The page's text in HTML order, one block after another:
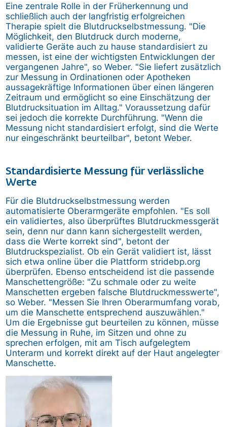
Eine zentrale Rolle in der Früherkennung und
schließlich auch der langfristig erfolgreichen
Therapie spielt die Blutdruckselbstmessung. "Die
Möglichkeit, den Blutdruck durch moderne,
validierte Geräte auch zu hause standardisiert zu
messen, ist eine der wichtigsten Entwicklungen der
vergangenen Jahre", so Weber. "Sie liefert zusätzlich
zur Messung in Ordinationen oder Apotheken
aussagekräftige Informationen über einen längeren
Zeitraum und ermöglicht so eine Einschätzung der
Blutdrucksituation im Alltag." Voraussetzung dafür
sei jedoch die korrekte Durchführung. "Wenn die
Messung nicht standardisiert erfolgt, sind die Werte
nur eingeschränkt beurteilbar", betont Weber.
Standardisierte Messung für verlässliche
Werte
Für die Blutdruckselbstmessung werden
automatisierte Oberarmgeräte empfohlen. "Es soll
ein validiertes, also überprüftes Blutdruckmessgerät
sein, denn nur dann kann sichergestellt werden,
dass die Werte korrekt sind", betont der
Blutdruckspezialist. Ob ein Gerät validiert ist, lässt
sich etwa online über die Plattform stridebp.org
überprüfen. Ebenso entscheidend ist die passende
Manschettengröße: "Zu schmale oder zu weite
Manschetten ergeben falsche Blutdruckmesswerte",
so Weber. "Messen Sie Ihren Oberarmumfang vorab,
um die Manschette entsprechend auszuwählen."
Um die Ergebnisse gut beurteilen zu können, müsse
die Messung in Ruhe, im Sitzen und ohne zu
sprechen erfolgen, mit am Tisch aufgelegtem
Unterarm und korrekt direkt auf der Haut angelegter
Manschette.